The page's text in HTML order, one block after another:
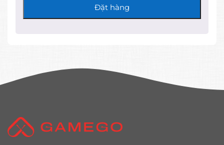
Đặt hàng